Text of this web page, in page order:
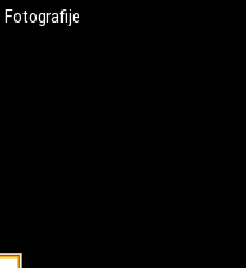
Fotografije